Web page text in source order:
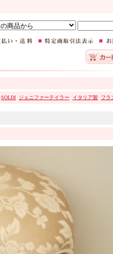
SOLDI ジェニファーテイラー イタリア製 フラ